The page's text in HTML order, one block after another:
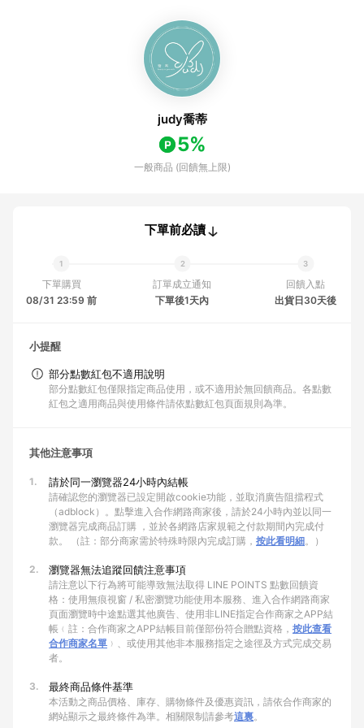
judy喬蒂
5%
一般商品 (回饋無上限)
下單前必讀
下單購買
08/31 23:59 前
訂單成立通知
下單後1天內
回饋入點
出貨日30天後
小提醒
部分點數紅包不適用說明
部分點數紅包僅限指定商品使用，或不適用於無回饋商品。各點數
紅包之適用商品與使用條件請依點數紅包頁面規則為準。
其他注意事項
1. 請於同一瀏覽器24小時內結帳
請確認您的瀏覽器已設定開啟cookie功能，並取消廣告阻擋程式
（adblock）。點擊進入合作網路商家後，請於24小時內並以同一
瀏覽器完成商品訂購 ，並於各網路店家規範之付款期間內完成付
款。 （註：部分商家需於特殊時限內完成訂購， 按此看明細。）
2. 瀏覽器無法追蹤回饋注意事項
請注意以下行為將可能導致無法取得 LINE POINTS 點數回饋資
格：使用無痕視窗 / 私密瀏覽功能使用本服務、進入合作網路商家
頁面瀏覽時中途點選其他廣告、使用非LINE指定合作商家之APP結
帳﹙註：合作商家之APP結帳目前僅部份符合贈點資格， 按此查看
合作商家名單 ﹚、或使用其他非本服務指定之途徑及方式完成交易
者。
3. 最終商品條件基準
本活動之商品價格、庫存、購物條件及優惠資訊，請依合作商家的
網站顯示之最終條件為準。相關限制請參考這裏。